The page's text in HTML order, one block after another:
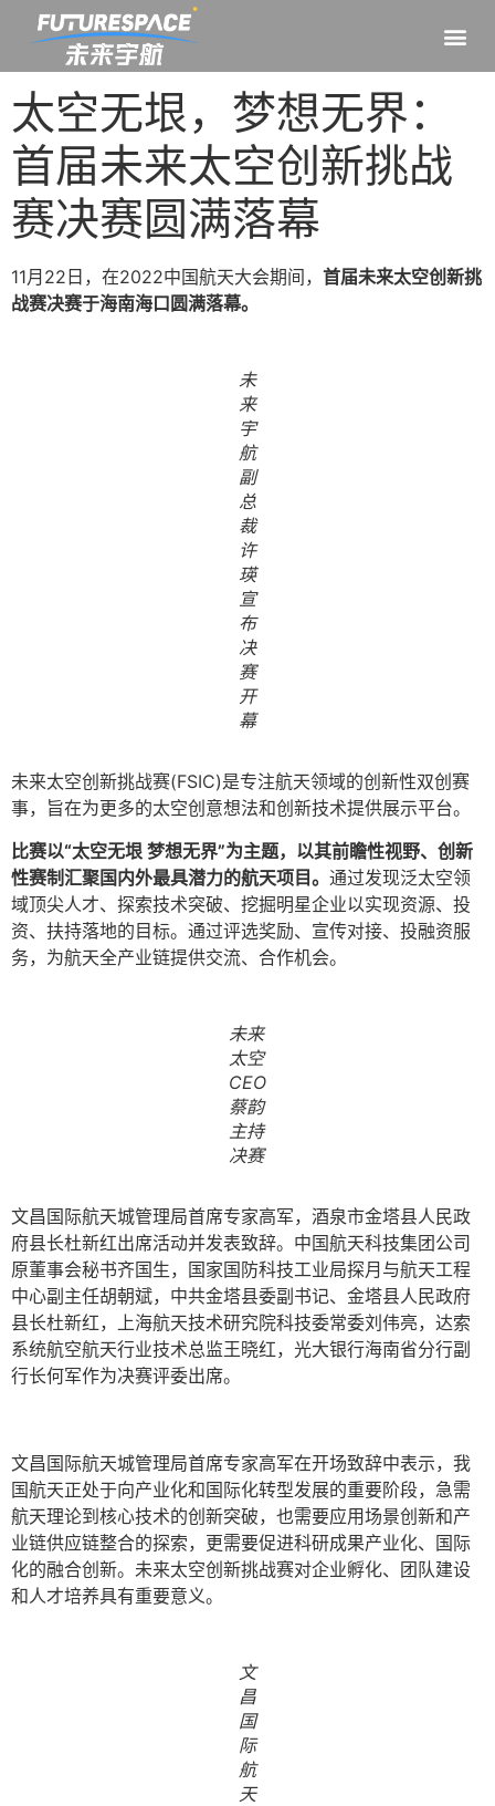
太空无垠，梦想无界：
首届未来太空创新挑战
赛决赛圆满落幕
11月22日，在2022中国航天大会期间， 首届未来太空创新挑
战赛决赛于海南海口圆满落幕。
未
来
宇
航
副
总
裁
许
瑛
宣
布
决
赛
开
幕
未来太空创新挑战赛(FSIC)是专注航天领域的创新性双创赛
事，旨在为更多的太空创意想法和创新技术提供展示平台。
比赛以“太空无垠 梦想无界”为主题，以其前瞻性视野、创新
性赛制汇聚国内外最具潜力的航天项目。 通过发现泛太空领
域顶尖人才、探索技术突破、挖掘明星企业以实现资源、投
资、扶持落地的目标。通过评选奖励、宣传对接、投融资服
务，为航天全产业链提供交流、合作机会。
未来
太空
CEO
蔡韵
主持
决赛
文昌国际航天城管理局首席专家高军，酒泉市金塔县人民政
府县长杜新红出席活动并发表致辞。中国航天科技集团公司
原董事会秘书齐国生，国家国防科技工业局探月与航天工程
中心副主任胡朝斌，中共金塔县委副书记、金塔县人民政府
县长杜新红，上海航天技术研究院科技委常委刘伟亮，达索
系统航空航天行业技术总监王晓红，光大银行海南省分行副
行长何军作为决赛评委出席。
文昌国际航天城管理局首席专家高军在开场致辞中表示，我
国航天正处于向产业化和国际化转型发展的重要阶段，急需
航天理论到核心技术的创新突破，也需要应用场景创新和产
业链供应链整合的探索，更需要促进科研成果产业化、国际
化的融合创新。未来太空创新挑战赛对企业孵化、团队建设
和人才培养具有重要意义。
文
昌
国
际
航
天